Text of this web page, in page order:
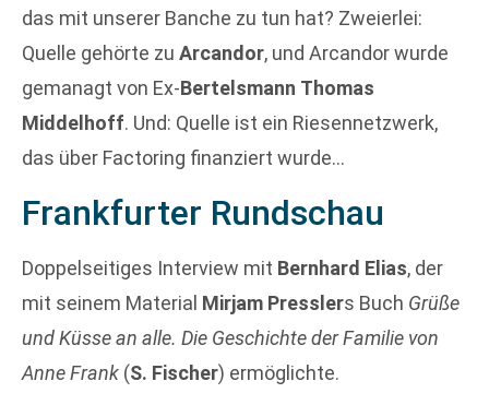
das mit unserer Banche zu tun hat? Zweierlei:
Quelle gehörte zu Arcandor, und Arcandor wurde
gemanagt von Ex-Bertelsmann Thomas
Middelhoff. Und: Quelle ist ein Riesennetzwerk,
das über Factoring finanziert wurde…
Frankfurter Rundschau
Doppelseitiges Interview mit Bernhard Elias, der
mit seinem Material Mirjam Presslers Buch Grüße
und Küsse an alle. Die Geschichte der Familie von
Anne Frank (S. Fischer) ermöglichte.